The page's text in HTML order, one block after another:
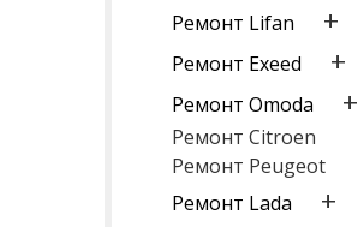
Ремонт Lifan
+
Ремонт Exeed +
Ремонт Omoda +
Ремонт Citroen
Ремонт Peugeot
Ремонт Lada
+